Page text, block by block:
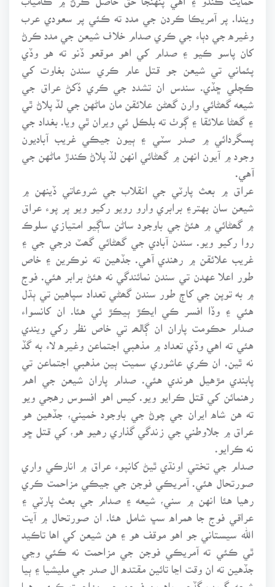
ويندا. پر آمريڪا ڪردن جي مدد ته ڪئي پر سعودي عرب
وغيره جي دٻاء جي ڪري صدام خلاف شيعن جي مدد ڪرڻ
کان پاسو ڪيو ۽ صدام کي اهو موقعو ڏنو ته هو وڏي
پئماني تي شيعن جو قتل عام ڪري سندن بغاوت کي
ڪچلي ڇڏي. سندس ان تشدد جي ڪري ڏکڻ عراق جي
شيعه گھڻائي وارن گھڻن علائقن مان ماڻهن جي لڏ پلاڻ ٿي
۽ گھڻا علائقا ۽ ڳوٺ ته بلڪل ئي ويران ٿي ويا. بغداد جي
پسگردائي ۾ صدر سٽي ۽ ٻيون جيڪي غريب آباديون
وجود ۾ آيون انهن ۾ گھڻائي انهن لڏ پلاڻ ڪندڙ ماڻهن جي
آهي.
عراق ۾ بعث پارٽي جي انقلاب جي شروعاتي ڏينهن ۾
شيعن سان بهتر۽ برابري وارو رويو رکيو ويو پر پوء عراق
۾ گھڻائي ۾ هئڻ جي باوجود ساڻن ساڳيو امتيازي سلوڪ
روا رکيو ويو. سندن آبادي جي گھڻائي گھٽ درجي جي ۽
غريب علائقن ۾ رهندي آهي. جڏهين ته نوڪرين ۽ خاص
طور اعلا عهدن تي سندن نمائندگي نه هئڻ برابر هئي. فوج
۾ به توپن جي کاڄ طور سندن گھڻي تعداد سپاهين تي ٻڌل
هئي ۽ وڏا افسر ڪي ايڪڙ ٻيڪڙ ئي هئا. ان کانسواء
صدام حڪومت پاران ان ڳالھہ تي خاص نظر رکي ويندي
هئي ته اهي وڏي تعداد ۾ مذهبي اجتماعن وغيره لاء به گڏ
نه ٿين. ان ڪري عاشوري سميت ٻين مذهبي اجتماعن تي
پابندي مڙهيل هوندي هئي. صدام پاران شيعن جي اهم
رهنمائن کي قتل ڪرايو ويو. کيس اهو افسوس رهجي ويو
ته هن شاه ايران جي چوڻ جي باوجود خميني، جڏهين هو
عراق ۾ جلاوطني جي زندگي گذاري رهيو هو، کي قتل ڇو
نه ڪرايو.
صدام جي تختي اونڌي ٿيڻ کانپوء عراق ۾ انارڪي واري
صورتحال هئي. آمريڪي فوجن جي جيڪي مزاحمت ڪري
رهيا هئا انهن ۾ سني، شيعه ۽ صدام جي بعث پارٽي ۽
عراقي فوج جا همراه سڀ شامل هئا. ان صورتحال ۾ آيت
الله سيستاني جو اهو موقف هو ۽ هن شيعن کي اها تاڪيد
ٿي ڪئي ته آمريڪي فوجن جي مزاحمت نه ڪئي وڃي
جڏهين ته ان وقت اڃا تائين مقتده ال صدر جي مليشيا ۽ ٻيا
شيعه گروپ گڏجي ٻاهرين فوجن جي مزاحمت ڪري رهيا